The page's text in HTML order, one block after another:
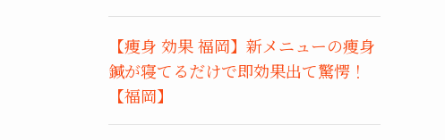
【痩身 効果 福岡】新メニューの痩身
鍼が寝てるだけで即効果出て驚愕！
【福岡】